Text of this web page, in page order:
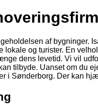
af bygninger.
og turister. En
dens levetid. Vi vil
tilbyde. Uanset om du
i Sønderborg. Der kan